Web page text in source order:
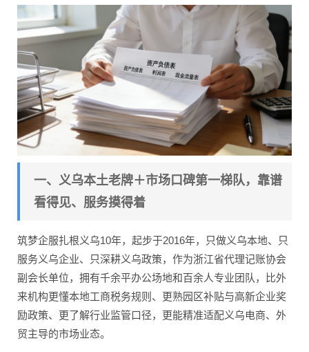
一、义乌本土老牌＋市场口碑第一梯队，靠谱
看得见、服务摸得着
筑梦企服扎根义乌10年，起步于2016年，只做义乌本地、只
服务义乌企业、只深耕义乌政策，作为浙江省代理记账协会
副会长单位，拥有千余平办公场地和百余人专业团队，比外
来机构更懂本地工商税务规则、更熟园区补贴与高新企业奖
励政策、更了解行业监管口径，更能精准适配义乌电商、外
贸主导的市场业态。